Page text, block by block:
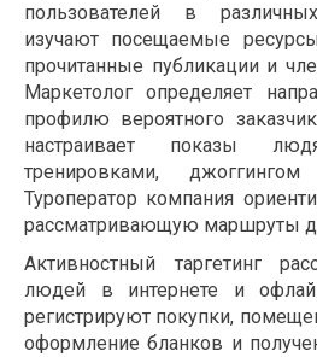
пользователей в
изучают посещаемые
прочитанные публикации и
Маркетолог определяет
профилю вероятного
настраивает показы
тренировками,
Туроператор компания
рассматривающую маршруты
Активностный таргетинг
людей в интернете и
регистрируют покупки,
оформление бланков и